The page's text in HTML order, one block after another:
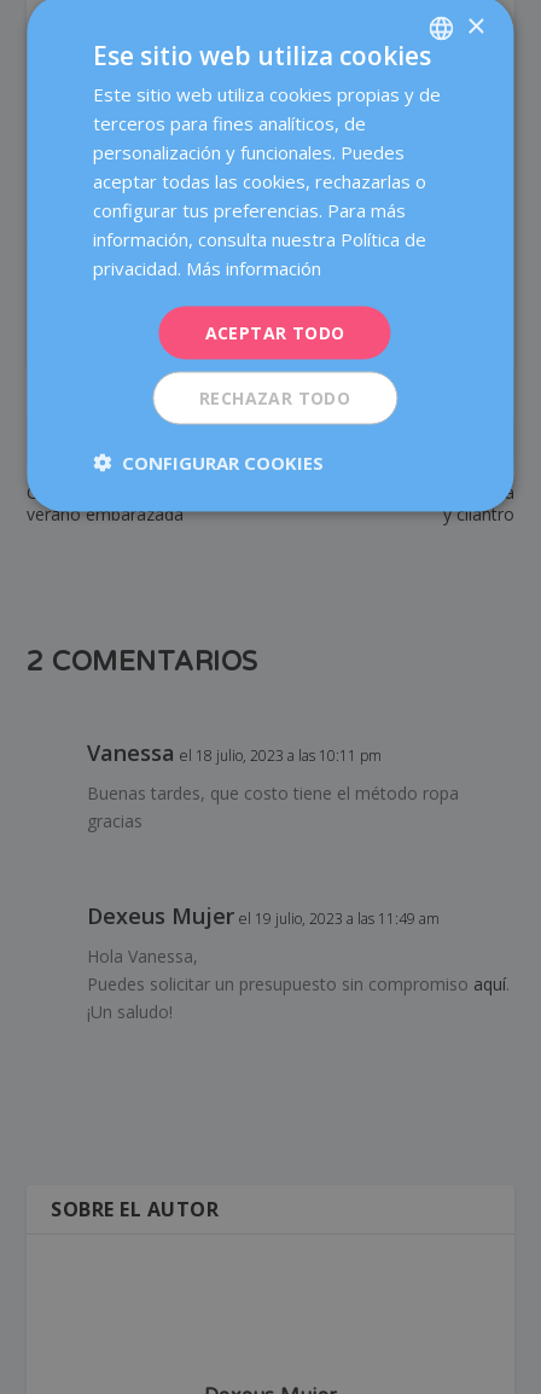
primera visita para consultar todas las dudas. Va muy
bien, porque también permite valorar mejor si esta
técnica puede ser la más adecuada para vosotras y
cuáles son las posibilidades de éxito en cada caso.
COMPARTIR: VALORACIÓN:
Consejos para sobrevivir al
verano embarazada
Ceviche de corvina con lima
y cilantro
2 COMENTARIOS
Vanessa el 18 julio, 2023 a las 10:11 pm
Buenas tardes, que costo tiene el método ropa
gracias
Dexeus Mujer el 19 julio, 2023 a las 11:49 am
Hola Vanessa,
Puedes solicitar un presupuesto sin compromiso aquí.
¡Un saludo!
SOBRE EL AUTOR
SPANISH
×
Ese sitio web utiliza cookies
Este sitio web utiliza cookies propias y de
terceros para fines analíticos, de
personalización y funcionales. Puedes
aceptar todas las cookies, rechazarlas o
configurar tus preferencias. Para más
información, consulta nuestra Política de
privacidad. Más información
ACEPTAR TODO
RECHAZAR TODO
CONFIGURAR COOKIES